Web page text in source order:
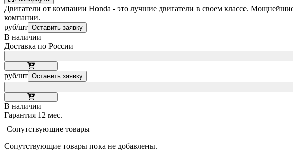
Двигатели от компании Honda - это лучшие двигатели в своем классе.
компании.
руб/шт Оставить заявку
В наличии
Доставка по России
руб/шт Оставить заявку
В наличии
Гарантия 12 мес.
Сопутствующие товары
Сопутствующие товары пока не добавлены.